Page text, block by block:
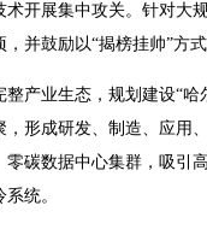
开展集中攻关。针对大
并鼓励以“揭榜挂帅”方
业生态，规划建设“哈
，形成研发、制造、应用
零碳数据中心集群，吸引
统。